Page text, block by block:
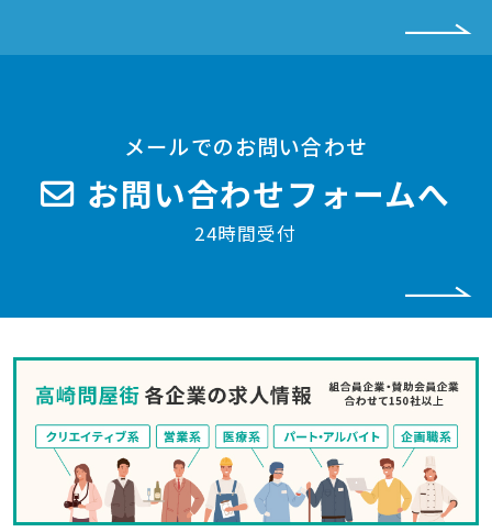
メールでのお問い合わせ
お問い合わせフォームへ
24時間受付